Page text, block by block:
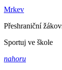
Mrkev
Přeshraniční
Sportuj ve škole
nahoru